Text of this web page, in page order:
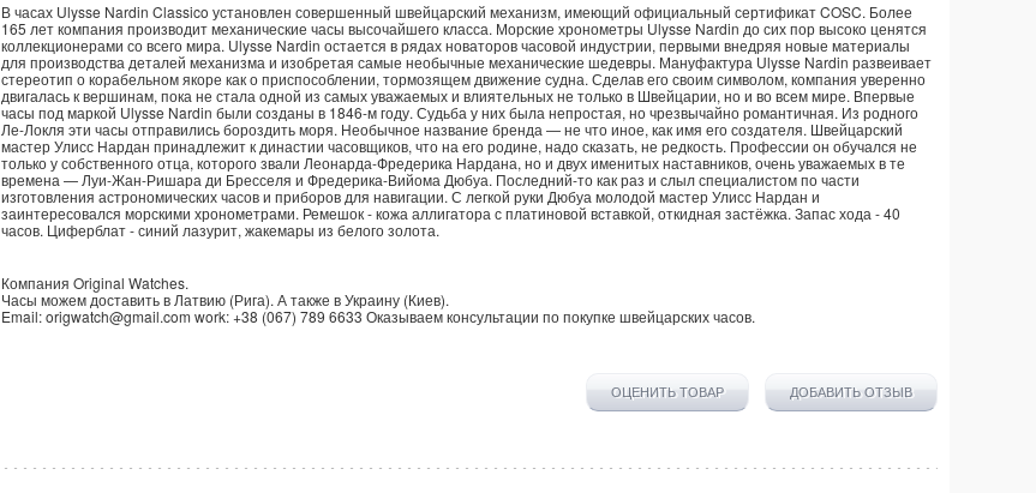
В часах Ulysse Nardin Classico установлен совершенный швейцарский механизм, имеющий официальный сертификат COSC. Более
165 лет компания производит механические часы высочайшего класса. Морские хронометры Ulysse Nardin до сих пор высоко ценятся
коллекционерами со всего мира. Ulysse Nardin остается в рядах новаторов часовой индустрии, первыми внедряя новые материалы
для производства деталей механизма и изобретая самые необычные механические шедевры. Мануфактура Ulysse Nardin развеивает
стереотип о корабельном якоре как о приспособлении, тормозящем движение судна. Сделав его своим символом, компания уверенно
двигалась к вершинам, пока не стала одной из самых уважаемых и влиятельных не только в Швейцарии, но и во всем мире. Впервые
часы под маркой Ulysse Nardin были созданы в 1846-м году. Судьба у них была непростая, но чрезвычайно романтичная. Из родного
Ле-Локля эти часы отправились бороздить моря. Необычное название бренда — не что иное, как имя его создателя. Швейцарский
мастер Улисс Нардан принадлежит к династии часовщиков, что на его родине, надо сказать, не редкость. Профессии он обучался не
только у собственного отца, которого звали Леонарда-Фредерика Нардана, но и двух именитых наставников, очень уважаемых в те
времена — Луи-Жан-Ришара ди Бресселя и Фредерика-Вийома Дюбуа. Последний-то как раз и слыл специалистом по части
изготовления астрономических часов и приборов для навигации. С легкой руки Дюбуа молодой мастер Улисс Нардан и
заинтересовался морскими хронометрами. Ремешок - кожа аллигатора с платиновой вставкой, откидная застёжка. Запас хода - 40
часов. Циферблат - синий лазурит, жакемары из белого золота.
Компания Original Watches.
Часы можем доставить в Латвию (Рига). А также вУкраину (Киев).
Email:origwatch@gmail.com work:+38 (067) 789 6633 Оказываем консультации по покупке швейцарских часов.
ОЦЕНИТЬ ТОВАР ДОБАВИТЬ ОТЗЫВ